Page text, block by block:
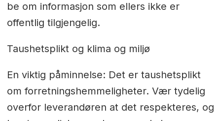
be om informasjon som ellers ikke er
offentlig tilgjengelig.
Taushetsplikt og klima og miljø
En viktig påminnelse: Det er taushetsplikt
om forretningshemmeligheter. Vær tydelig
overfor leverandøren at det respekteres, og